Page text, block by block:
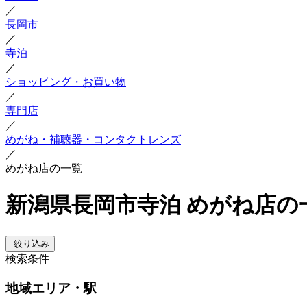
／
長岡市
／
寺泊
／
ショッピング・お買い物
／
専門店
／
めがね・補聴器・コンタクトレンズ
／
めがね店の一覧
新潟県長岡市寺泊 めがね店の
絞り込み
検索条件
地域エリア・駅